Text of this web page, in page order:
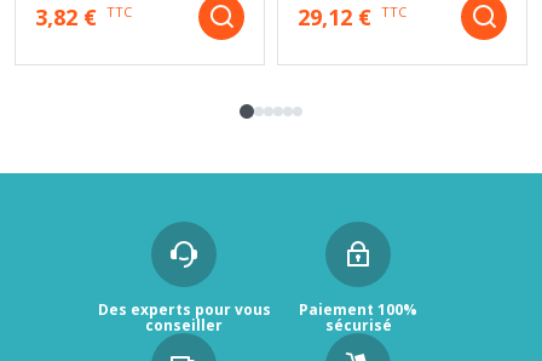
3,82 € TTC 29,12 € TTC
Des experts pour vous
conseiller
Paiement 100%
sécurisé